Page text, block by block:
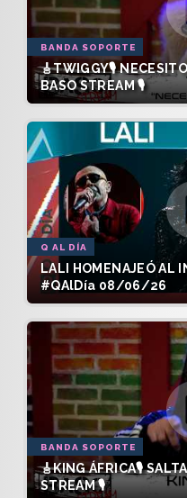
BANDA SOPORTE
🎸TWIGGY🎙️
BASO STREAM 🎙️
Q AL DÍA
LALI HOMENAJEÓ AL
#QAlDía 08/06/26
BANDA SOPORTE
🎸KING ÁFRICA🎙️
STREAM 🎙️